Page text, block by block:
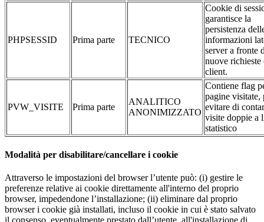
PHPSESSID Prima parte TECNICO
Cookie di
garantisce la
persistenza
informazioni
server a fronte
nuove richieste
client.
PVW_VISITE Prima parte
ANALITICO
ANONIMIZZATO
Contiene flag
pagine visitate,
evitare di
visite doppie a
statistico
Modalità per disabilitare/cancellare i cookie
Attraverso le impostazioni del browser l’utente può: (i) gestire le
preferenze relative ai cookie direttamente all'interno del proprio
browser, impedendone l’installazione; (ii) eliminare dal proprio
browser i cookie già installati, incluso il cookie in cui è stato salvato
il consenso, eventualmente prestato dall’utente, all'installazione di